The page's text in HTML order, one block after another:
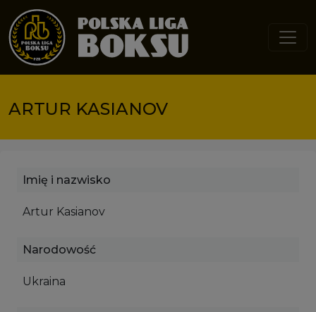
Przejdź do treści
ARTUR KASIANOV
Imię i nazwisko
Artur Kasianov
Narodowość
Ukraina